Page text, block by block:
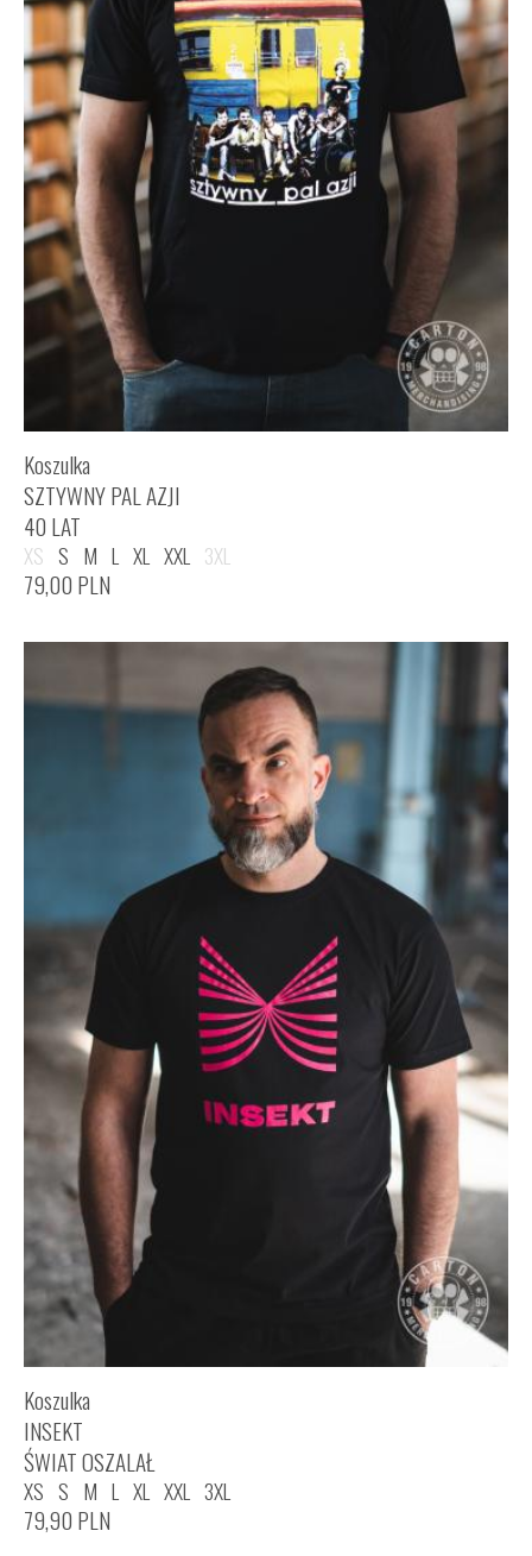
Koszulka
SZTYWNY PAL AZJI
40 LAT
XS S M L XL XXL 3XL
79,00 PLN
Koszulka
INSEKT
ŚWIAT OSZALAŁ
XS S M L XL XXL 3XL
79,90 PLN